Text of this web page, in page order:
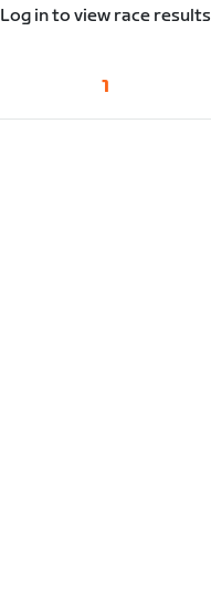
Log in to view race results
1